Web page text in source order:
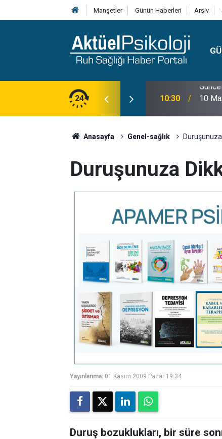
Manşetler Günün Haberleri Arşiv
24
Klinik Özellikleri, Tanı Kriterleri ve
10:30 10
Anasayfa Genel-sağlık
Duruşunuza
Yayınlanma: 01 Kasım 2009 Pazar 19:34
Duruş bozuklukları, bir süre